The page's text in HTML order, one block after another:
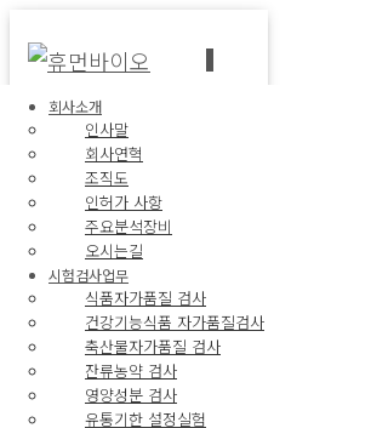
회사소개
인사말
회사연혁
조직도
인허가 사항
주요분석장비
오시는길
시험검사업무
식품자가품질 검사
건강기능식품 자가품질검사
축산물자가품질 검사
잔류농약 검사
영양성분 검사
유통기한 설정실험
HUMANBIO
신뢰성 있는 검사로 믿음을 드리겠
최신 분석장비/ 전문 분석·연구 인
사관리 시스템
정보마당
공지사항
보도자료
고시 및 지원사업 공고
유관사이트